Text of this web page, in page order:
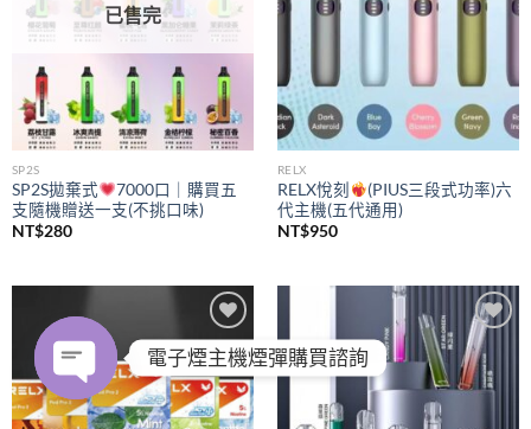
已售完
SP2S
SP2S拋棄式
7000口｜購買五
支隨機贈送一支(不挑口味)
NT$280
RELX
RELX悅刻
(PIUS三段式功率)六
代主機(五代通用)
NT$950
Add to
wishlist
Add to
wishlist
電子煙主機煙彈購買諮詢
OPEN